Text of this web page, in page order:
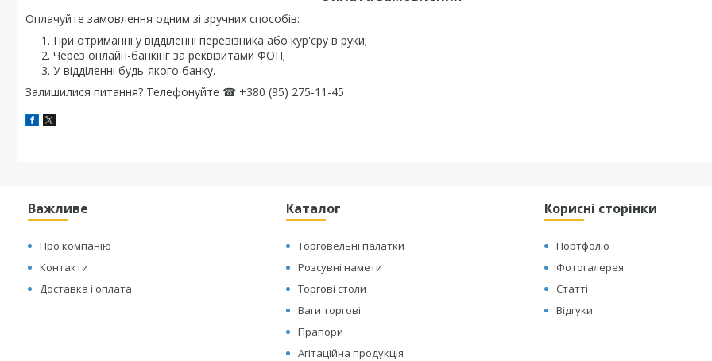
Оплачуйте замовлення одним зі зручних способів:
При отриманні у відділенні перевізника або кур'єру в руки;
Через онлайн-банкінг за реквізитами ФОП;
У відділенні будь-якого банку.
Залишилися питання? Телефонуйте ☎ +380 (95) 275-11-45
Важливе
Про компанію
Контакти
Доставка і оплата
Каталог
Торговельні палатки
Розсувні намети
Торгові столи
Ваги торгові
Прапори
Агітаційна продукція
Корисні сторінки
Портфоліо
Фотогалерея
Статті
Відгуки